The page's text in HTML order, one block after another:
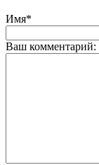
Имя*
Ваш комментарий: